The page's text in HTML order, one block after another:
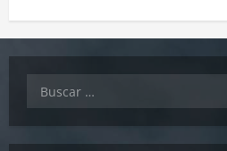
Buscar: